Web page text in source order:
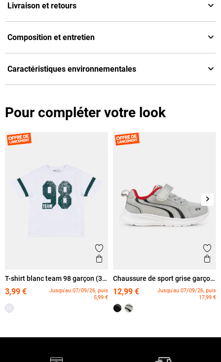
Livraison et retours
Composition et entretien
Caractéristiques environnementales
Pour compléter votre look
Ajouter aux favoris
Aperçu rapide
T-shirt blanc team 98 garçon (3-
12A)
3,99 €
Jusqu'au 07/09/26, puis
5,99 €
Chaussure de sport grise garçon
(24-30)
12,99 €
Jusqu'au 07/09/26, puis
17,99 €